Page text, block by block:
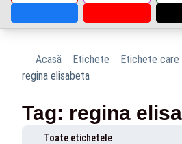
Acasă Etichete
Etichete care
regina elisabeta
Tag: regina
Toate etichetele